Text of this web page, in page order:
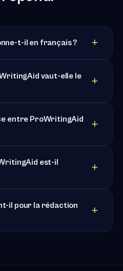
t-il en français ?
vaut-elle le
entre ProWritingAid
est-il
il pour la rédaction